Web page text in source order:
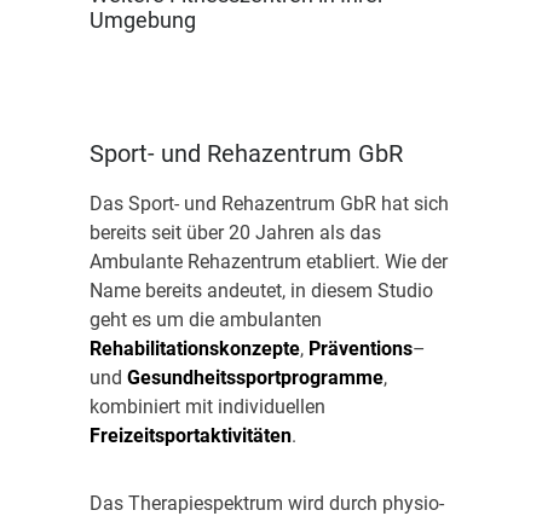
Umgebung
Sport- und Rehazentrum GbR
Das Sport- und Rehazentrum GbR hat sich
bereits seit über 20 Jahren als das
Ambulante Rehazentrum etabliert. Wie der
Name bereits andeutet, in diesem Studio
geht es um die ambulanten
Rehabilitationskonzepte, Präventions–
und Gesundheitssportprogramme,
kombiniert mit individuellen
Freizeitsportaktivitäten.
Das Therapiespektrum wird durch physio-